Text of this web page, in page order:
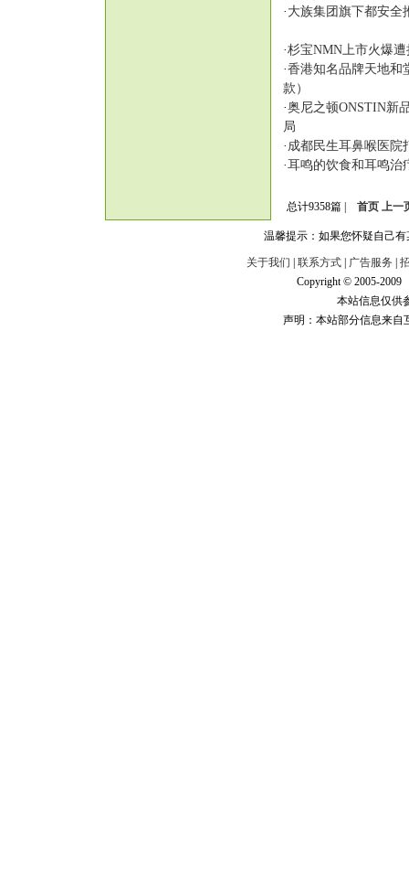
· 大族集团旗下都安全
·杉宝NMN上市火爆
·香港知名品牌天地和
款）
·奥尼之顿ONSTIN新
局
· 成都民生耳鼻喉医院
·耳鸣的饮食和耳鸣治
总计9358篇 | 首页 上一
温馨提示：如果您怀疑自己
关于我们 联系方式 广告服务
Copyright © 2005-
本站信息仅供
声明：本站部分信息来自